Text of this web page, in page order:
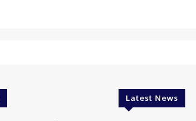
Latest News